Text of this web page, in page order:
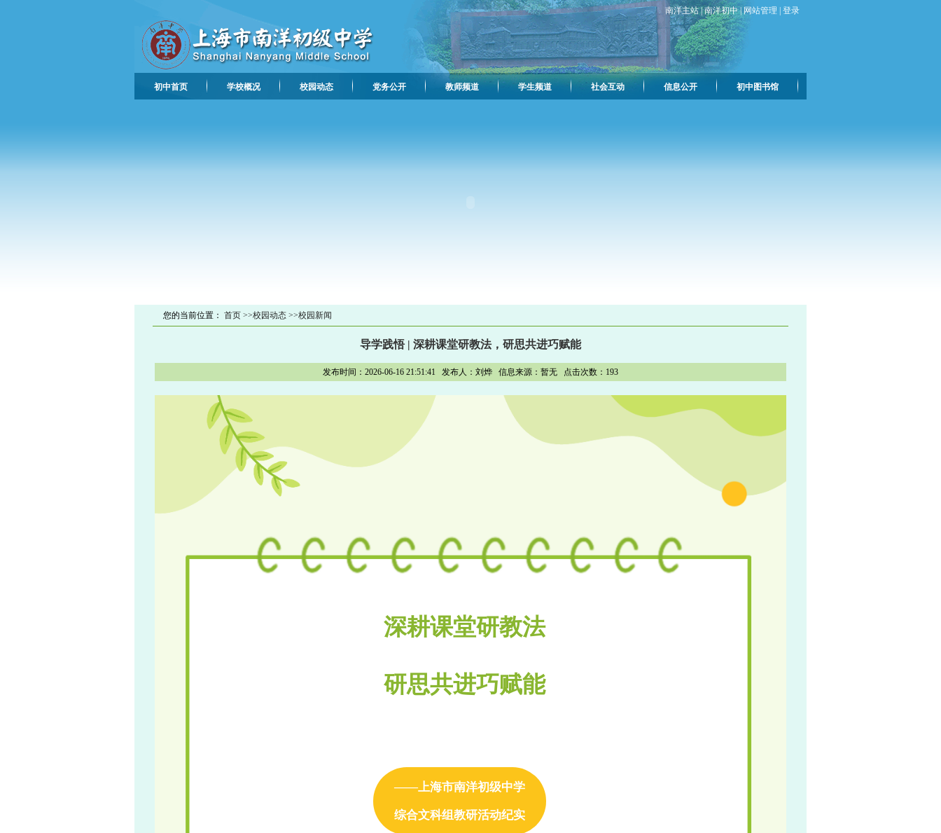
南洋主站|南洋初中|网站管理 登录
初中首页 学校概况 校园动态 党务公开 教师频道 学生频道 社会互动 信息公开 初中图书馆
您的当前位置：首页 >>校园动态 >>校园新闻
导学践悟 | 深耕课堂研教法，研思共进巧赋能
发布时间：2026-06-16 21:51:41 发布人：刘烨 信息来源：暂无 点击次数： 193
深耕课堂研教法
研思共进巧赋能
——上海市南洋初级中学
综合文科组教研活动纪实